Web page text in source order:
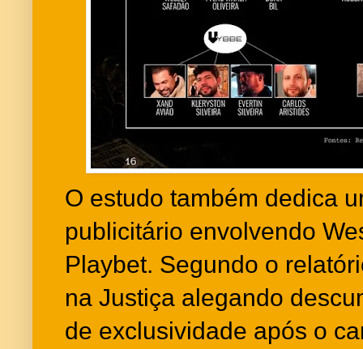
O estudo também dedica
publicitário envolvendo
Playbet. Segundo o
na Justiça alegando
de exclusividade após o